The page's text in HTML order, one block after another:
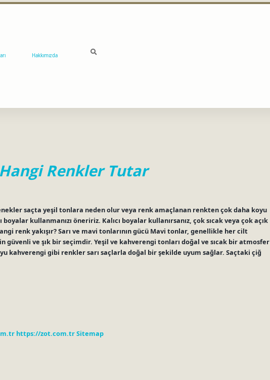
Hakkımızda
Renkler Tutar
saçta yeşil tonlara neden olur veya renk amaçlanan renkten çok daha koyu
boyalar kullanmanızı öneririz. Kalıcı boyalar kullanırsanız, çok sıcak veya çok açık
renk yakışır? Sarı ve mavi tonlarının gücü Mavi tonlar, genellikle her cilt
güvenli ve şık bir seçimdir. Yeşil ve kahverengi tonları doğal ve sıcak bir atmosfer
kahverengi gibi renkler sarı saçlarla doğal bir şekilde uyum sağlar. Saçtaki çiğ
https://zot.com.trSitemap